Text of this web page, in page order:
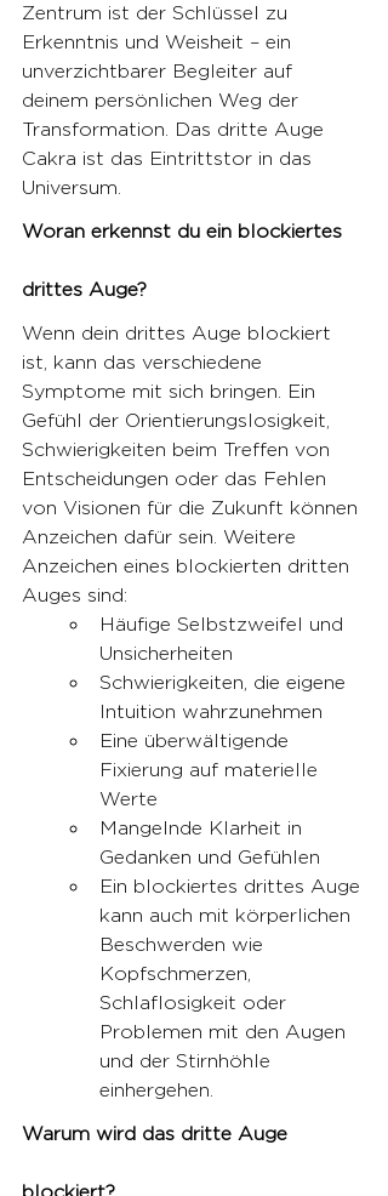
Zentrum ist der Schlüssel zu
Erkenntnis und Weisheit – ein
unverzichtbarer Begleiter auf
deinem persönlichen Weg der
Transformation. Das dritte Auge
Cakra ist das Eintrittstor in das
Universum.
Woran erkennst du ein blockiertes
drittes Auge?
Wenn dein drittes Auge blockiert
ist, kann das verschiedene
Symptome mit sich bringen. Ein
Gefühl der Orientierungslosigkeit,
Schwierigkeiten beim Treffen von
Entscheidungen oder das Fehlen
von Visionen für die Zukunft können
Anzeichen dafür sein. Weitere
Anzeichen eines blockierten dritten
Auges sind:
Häufige Selbstzweifel und
Unsicherheiten
Schwierigkeiten, die eigene
Intuition wahrzunehmen
Eine überwältigende
Fixierung auf materielle
Werte
Mangelnde Klarheit in
Gedanken und Gefühlen
Ein blockiertes drittes Auge
kann auch mit körperlichen
Beschwerden wie
Kopfschmerzen,
Schlaflosigkeit oder
Problemen mit den Augen
und der Stirnhöhle
einhergehen.
Warum wird das dritte Auge
blockiert?